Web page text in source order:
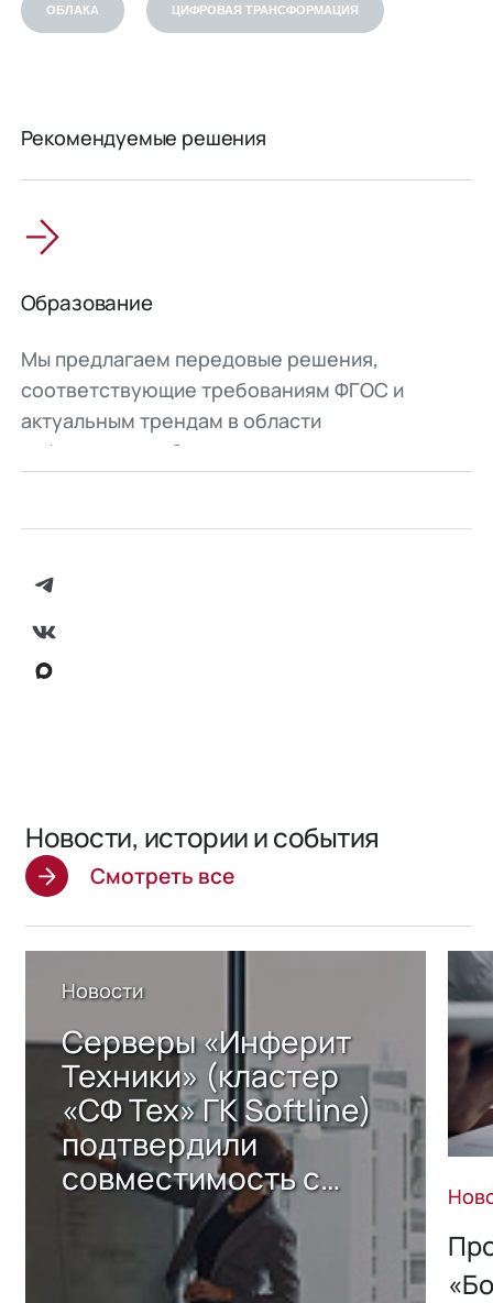
ОБЛАКА ЦИФРОВАЯ ТРАНСФОРМАЦИЯ
Рекомендуемые решения
Образование
Мы предлагаем передовые решения,
соответствующие требованиям ФГОС и
актуальным трендам в области
цифровизации, безопасности и
Новости, истории и события
Смотреть все
Новости
Серверы «Инферит
Техники» (кластер
«СФ Тех» ГК Softline)
подтвердили
совместимость с
решением Sharx
Storage 2.x для
хранения данных